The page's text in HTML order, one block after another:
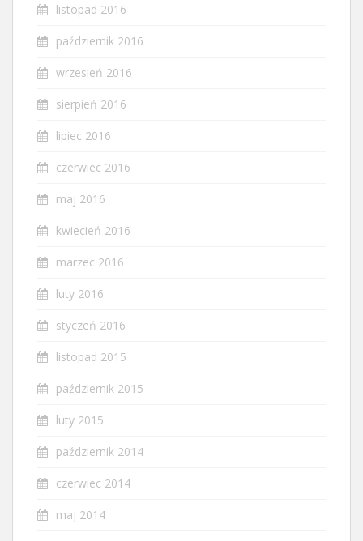
listopad 2016
październik 2016
wrzesień 2016
sierpień 2016
lipiec 2016
czerwiec 2016
maj 2016
kwiecień 2016
marzec 2016
luty 2016
styczeń 2016
listopad 2015
październik 2015
luty 2015
październik 2014
czerwiec 2014
maj 2014